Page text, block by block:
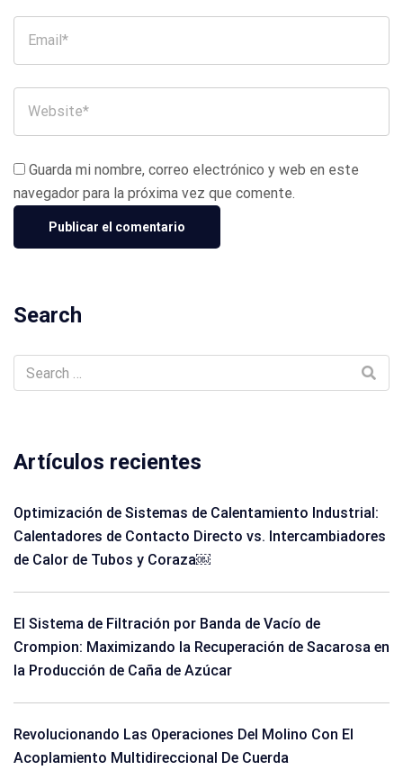
Guarda mi nombre, correo electrónico y web en este
navegador para la próxima vez que comente.
Search
Artículos recientes
Optimización de Sistemas de Calentamiento Industrial:
Calentadores de Contacto Directo vs. Intercambiadores
de Calor de Tubos y Coraza￼
El Sistema de Filtración por Banda de Vacío de
Crompion: Maximizando la Recuperación de Sacarosa en
la Producción de Caña de Azúcar
Revolucionando Las Operaciones Del Molino Con El
Acoplamiento Multidireccional De Cuerda